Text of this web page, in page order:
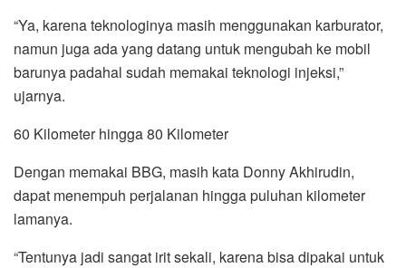
“Ya, karena teknologinya masih menggunakan karburator,
namun juga ada yang datang untuk mengubah ke mobil
barunya padahal sudah memakai teknologi injeksi,”
ujarnya.
60 Kilometer hingga 80 Kilometer
Dengan memakai BBG, masih kata Donny Akhirudin,
dapat menempuh perjalanan hingga puluhan kilometer
lamanya.
“Tentunya jadi sangat irit sekali, karena bisa dipakai untuk